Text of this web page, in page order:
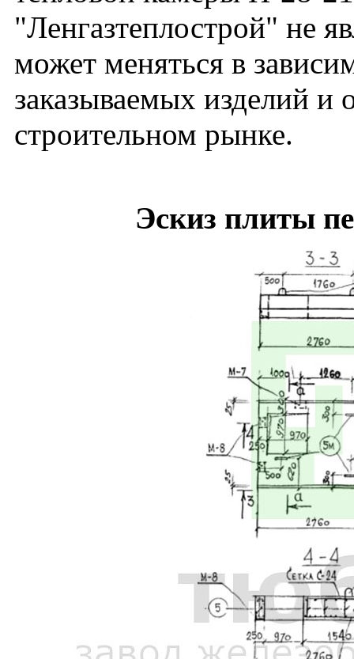
"Ленгазтеплострой" не
может меняться в
заказываемых изделий и
строительном рынке.
Эскиз плиты